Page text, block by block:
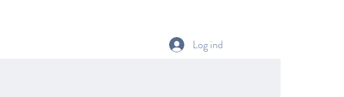
Log ind